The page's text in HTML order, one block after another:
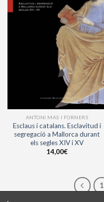
ANTONI MAS I FORNERS
Esclaus i catalans. Esclavitud i
segregació a Mallorca durant
els segles XIV i XV
14,00€
1